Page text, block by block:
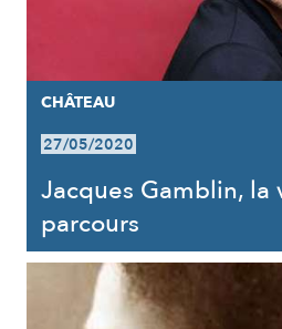
CHÂTEAU
27/05/2020
Jacques Gamblin, la
parcours